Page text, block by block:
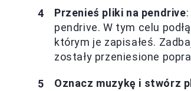
Przenieś pliki na pendrive
pendrive. W tym celu
którym je zapisałeś.
zostały przeniesione
Oznacz muzykę i stwórz